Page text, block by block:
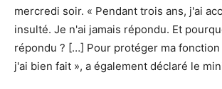
mercredi soir. « Pendant trois ans, j'ai
insulté. Je n'ai jamais répondu. Et
répondu ? […] Pour protéger ma
j'ai bien fait », a également déclaré le